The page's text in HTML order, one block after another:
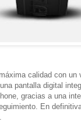
calidad con
pantalla digital
gracias a una
En